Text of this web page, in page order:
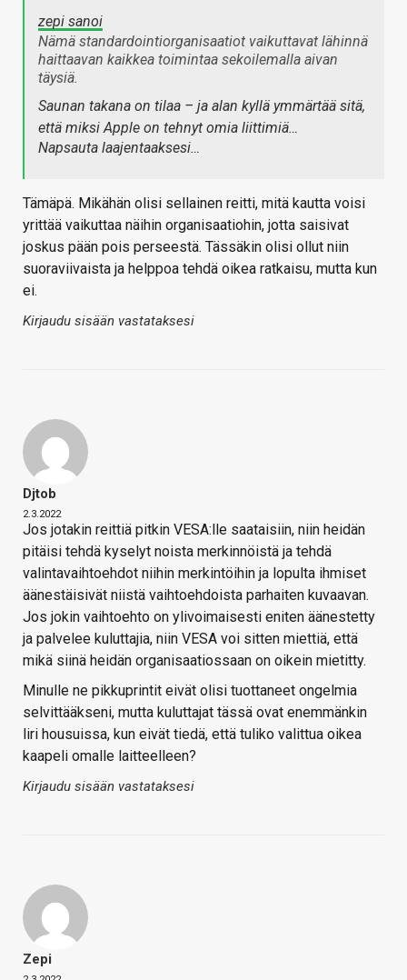
zepi sanoi
Nämä standardointiorganisaatiot vaikuttavat lähinnä
haittaavan kaikkea toimintaa sekoilemalla aivan
täysiä.
Saunan takana on tilaa – ja alan kyllä ymmärtää sitä,
että miksi Apple on tehnyt omia liittimiä…
Napsauta laajentaaksesi…
Tämäpä. Mikähän olisi sellainen reitti, mitä kautta voisi
yrittää vaikuttaa näihin organisaatiohin, jotta saisivat
joskus pään pois perseestä. Tässäkin olisi ollut niin
suoraviivaista ja helppoa tehdä oikea ratkaisu, mutta kun
ei.
Kirjaudu sisään vastataksesi
Djtob
2.3.2022
Jos jotakin reittiä pitkin VESA:lle saataisiin, niin heidän
pitäisi tehdä kyselyt noista merkinnöistä ja tehdä
valintavaihtoehdot niihin merkintöihin ja lopulta ihmiset
äänestäisivät niistä vaihtoehdoista parhaiten kuvaavan.
Jos jokin vaihtoehto on ylivoimaisesti eniten äänestetty
ja palvelee kuluttajia, niin VESA voi sitten miettiä, että
mikä siinä heidän organisaatiossaan on oikein mietitty.
Minulle ne pikkuprintit eivät olisi tuottaneet ongelmia
selvittääkseni, mutta kuluttajat tässä ovat enemmänkin
liri housuissa, kun eivät tiedä, että tuliko valittua oikea
kaapeli omalle laitteelleen?
Kirjaudu sisään vastataksesi
Zepi